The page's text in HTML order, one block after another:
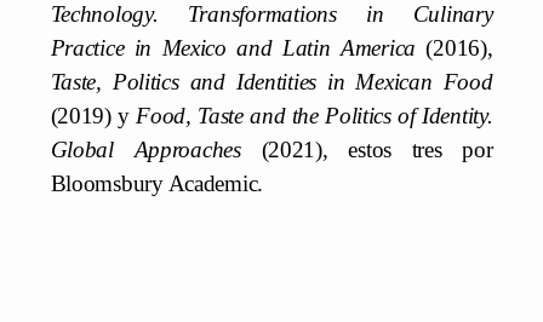
Technology. Transformations in Culinary
Practice in Mexico and Latin America(2016),
Taste, Politics and Identities in Mexican Food
(2019) yFood, Taste and the Politics of Identity.
Global Approaches(2021), estos tres por
Bloomsbury Academic.